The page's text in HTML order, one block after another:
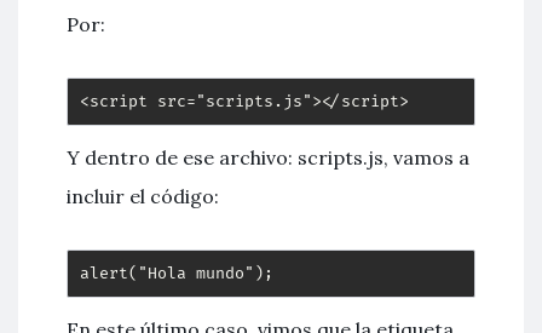
Por:
<script src="scripts.js"></script>
Y dentro de ese archivo: scripts.js, vamos a
incluir el código:
alert("Hola mundo");